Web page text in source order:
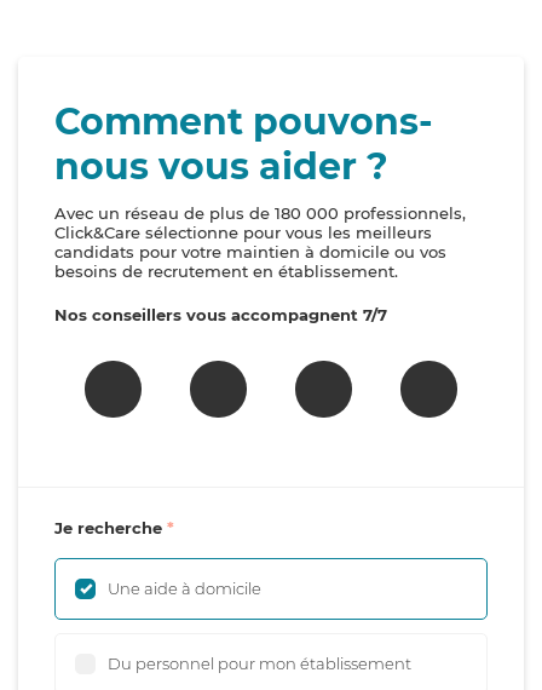
Comment pouvons-
nous vous aider ?
Avec un réseau de plus de 180 000 professionnels,
Click&Care sélectionne pour vous les meilleurs
candidats pour votre maintien à domicile ou vos
besoins de recrutement en établissement.
Nos conseillers vous accompagnent 7/7
Je recherche
Une aide à domicile
Du personnel pour mon établissement